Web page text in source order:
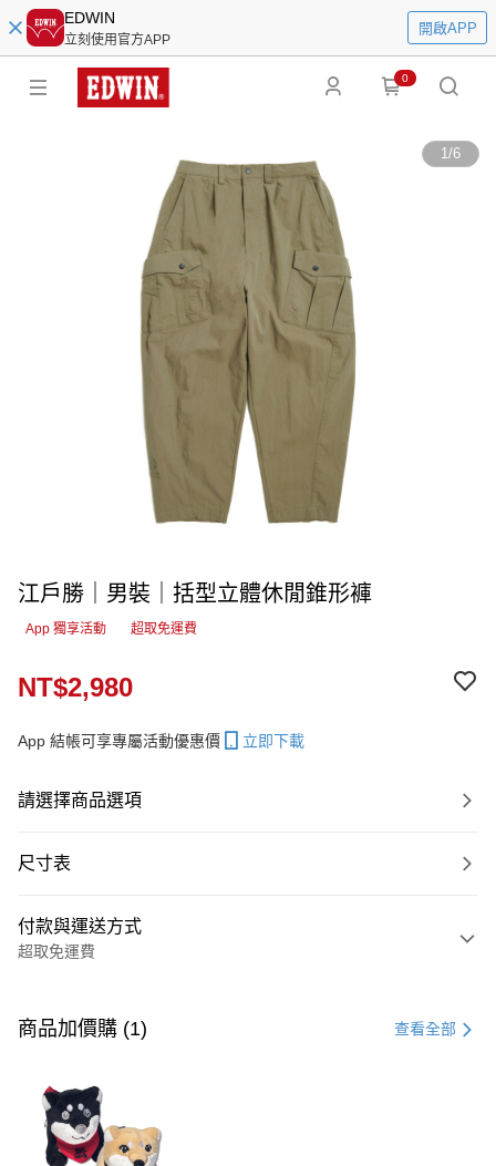
EDWIN
立刻使用官方APP
開啟APP
0
1/6
江戶勝｜男裝｜括型立體休閒錐形褲
App 獨享活動 超取免運費
NT$2,980
App 結帳可享專屬活動優惠價 立即下載
請選擇商品選項
尺寸表
付款與運送方式
超取免運費
信用卡一次付款
LINE Pay
AFTEE先享後付
商品加價購 (1) 查看全部